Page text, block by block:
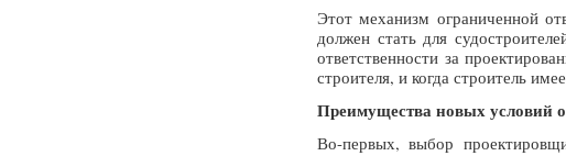
Этот механизм ограниченной
должен стать для
ответственности за
строителя, и когда строитель
Преимущества новых условий
Во-первых, выбор